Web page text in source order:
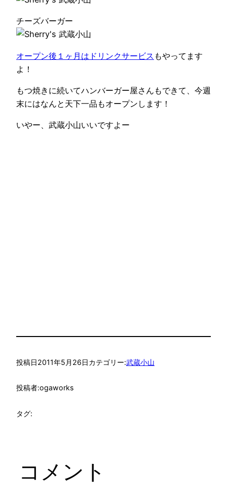
チーズバーガー
オープン後１ヶ月はドリンクサービス もやってます
よ！
もつ焼きに続いてハンバーガー屋さんもできて、今週
末にはなんと天下一品もオープンします！
いやー、武蔵小山いいですよー
投稿日2011年5月26日カテゴリー:武蔵小山
投稿者:ogaworks
タグ:
コメント